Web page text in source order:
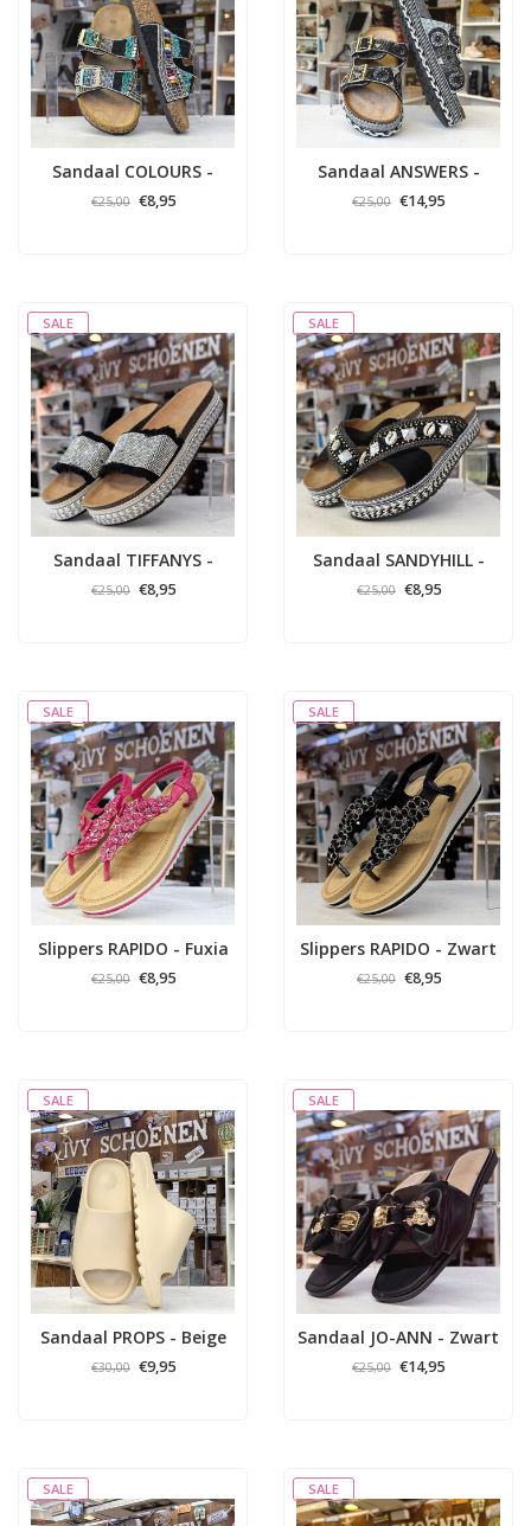
Sandaal COLOURS -
Zwart
€25,00 €8,95
Sandaal ANSWERS -
Zwart
€25,00 €14,95
SALE
Sandaal TIFFANYS -
Zwart
€25,00 €8,95
SALE
Sandaal SANDYHILL -
Zwart
€25,00 €8,95
SALE
Slippers RAPIDO - Fuxia
€25,00 €8,95
SALE
Slippers RAPIDO - Zwart
€25,00 €8,95
SALE
Sandaal PROPS - Beige
€30,00 €9,95
SALE
Sandaal JO-ANN - Zwart
€25,00 €14,95
SALE SALE